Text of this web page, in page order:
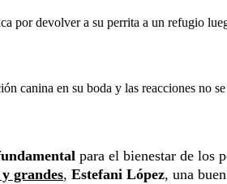
por devolver a su perrita a un refugio
canina en su boda y las reacciones no
para el bienestar de los
grandes, Estefani López, una